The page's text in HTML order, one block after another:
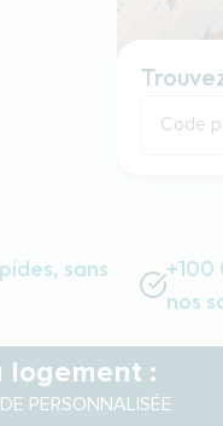
Code
sans
nos
logement :
PERSONNALISÉE